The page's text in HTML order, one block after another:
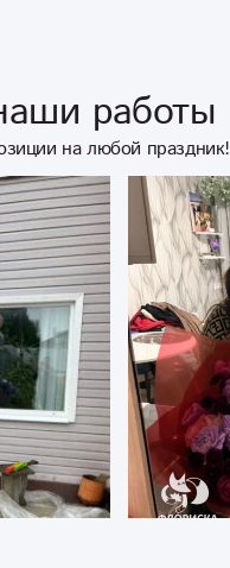
работы
на любой праздник!